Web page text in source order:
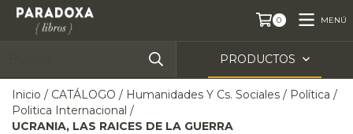
0 MENÚ
PRODUCTOS
Inicio / CATÁLOGO / Humanidades Y Cs. Sociales / Política /
Politica Internacional /
UCRANIA, LAS RAICES DE LA GUERRA